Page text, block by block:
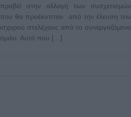
προβεί στην αλλαγή των συσχετισμών
που θα προέκυπταν από την έλευση του
ισχυρού στελέχους από το συνεργαζόμενο
όμιλο. Αυτό που […]